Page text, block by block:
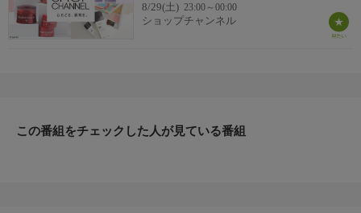
8/29(土) 23:00～00:00
ショップチャンネル
この番組をチェックした人が見ている番組